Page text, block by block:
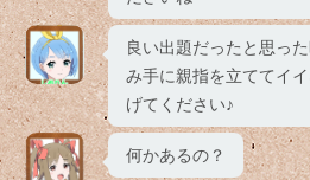
良い出題だったと思っ
み手に親指を立ててイ
げてください♪
何かあるの？